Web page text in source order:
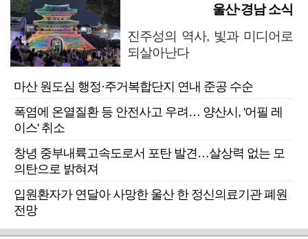
울산·경남 소식
진주성의 역사, 빛과 미디어로
되살아난다
마산 원도심 행정·주거복합단지 연내 준공 수순
폭염에 온열질환 등 안전사고 우려… 양산시, '어필 레
이스' 취소
창녕 중부내륙고속도로서 포탄 발견…살상력 없는 모
의탄으로 밝혀져
입원환자가 연달아 사망한 울산 한 정신의료기관 폐원
전망